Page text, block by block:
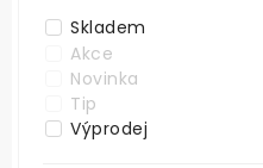
Skladem
Akce
Novinka
Tip
Výprodej